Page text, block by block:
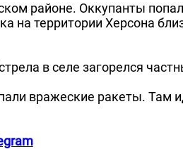
районе. Оккупанты
на территории Херсона
в селе загорелся
вражеские ракеты. Там